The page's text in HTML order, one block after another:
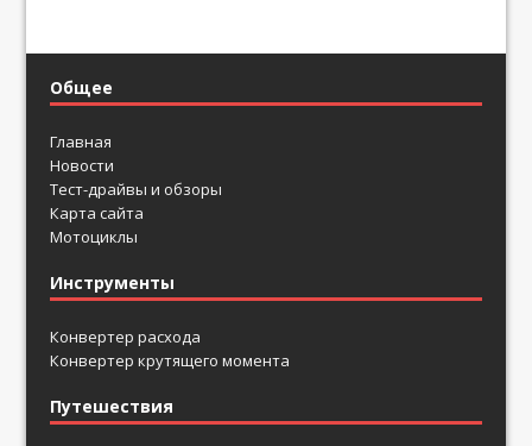
Общее
Главная
Новости
Тест-драйвы и обзоры
Карта сайта
Мотоциклы
Инструменты
Конвертер расхода
Конвертер крутящего момента
Путешествия